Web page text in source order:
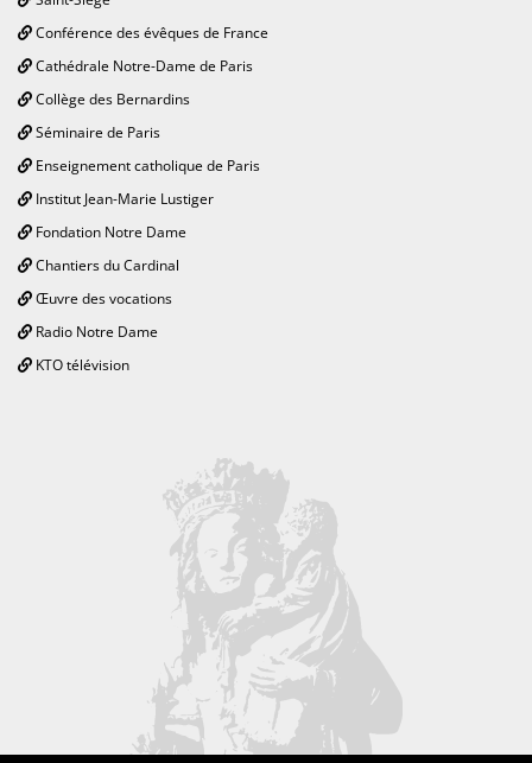
Conférence des évêques de France
Cathédrale Notre-Dame de Paris
Collège des Bernardins
Séminaire de Paris
Enseignement catholique de Paris
Institut Jean-Marie Lustiger
Fondation Notre Dame
Chantiers du Cardinal
Œuvre des vocations
Radio Notre Dame
KTO télévision